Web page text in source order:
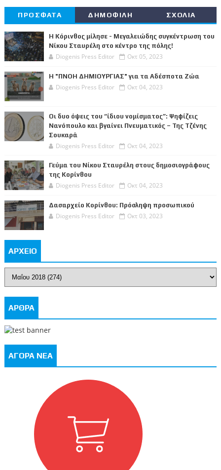
ΠΡΟΣΦΑΤΑ ΔΗΜΟΦΙΛΗ ΣΧΟΛΙΑ
Η Κόρινθος μίλησε - Μεγαλειώδης συγκέντρωση του
Νίκου Σταυρέλη στο κέντρο της πόλης!
Diogenis Press Editor Οκτ 05, 2023
Η "ΠΝΟΗ ΔΗΜΙΟΥΡΓΙΑΣ" για τα Αδέσποτα Ζώα
Diogenis Press Editor Οκτ 04, 2023
Οι δυο όψεις του “ίδιου νομίσματος”: Ψηφίζεις
Νανόπουλο και βγαίνει Πνευματικός – Της Τζένης
Σουκαρά
Diogenis Press Editor Οκτ 04, 2023
Γεύμα του Νίκου Σταυρέλη στους δημοσιογράφους
της Κορίνθου
Diogenis Press Editor Οκτ 04, 2023
Δασαρχείο Κορίνθου: Πρόσληψη προσωπικού
Diogenis Press Editor Οκτ 03, 2023
ΑΡΧΕΙΟ
ΑΡΘΡΑ
ΑΓΟΡΑ ΝΕΑ